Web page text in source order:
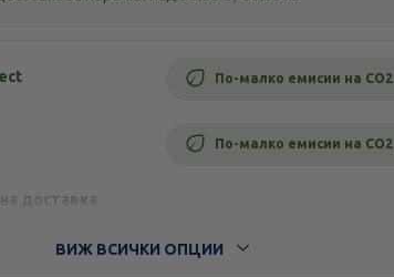
По-малко емисии на CO2
По-малко емисии на CO2
доставка
ВИЖ ВСИЧКИ ОПЦИИ